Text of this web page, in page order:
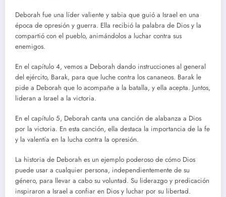
Deborah fue una líder valiente y sabia que guió a Israel en una
época de opresión y guerra. Ella recibió la palabra de Dios y la
compartió con el pueblo, animándolos a luchar contra sus
enemigos.
En el capítulo 4, vemos a Deborah dando instrucciones al general
del ejército, Barak, para que luche contra los cananeos. Barak le
pide a Deborah que lo acompañe a la batalla, y ella acepta. Juntos,
lideran a Israel a la victoria.
En el capítulo 5, Deborah canta una canción de alabanza a Dios
por la victoria. En esta canción, ella destaca la importancia de la fe
y la valentía en la lucha contra la opresión.
La historia de Deborah es un ejemplo poderoso de cómo Dios
puede usar a cualquier persona, independientemente de su
género, para llevar a cabo su voluntad. Su liderazgo y predicación
inspiraron a Israel a confiar en Dios y luchar por su libertad.